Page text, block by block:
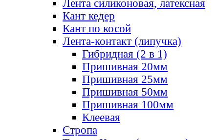
Лента силиконовая, латексная
Кант кедер
Кант по косой
Лента-контакт (липучка)
Гибридная (2 в 1)
Пришивная 20мм
Пришивная 25мм
Пришивная 50мм
Пришивная 100мм
Клеевая
Стропа